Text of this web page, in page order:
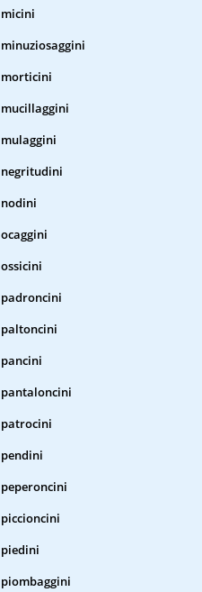
micini
minuziosaggini
morticini
mucillaggini
mulaggini
negritudini
nodini
ocaggini
ossicini
padroncini
paltoncini
pancini
pantaloncini
patrocini
pendini
peperoncini
piccioncini
piedini
piombaggini